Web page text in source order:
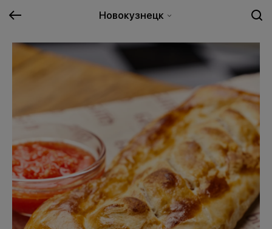
Новокузнецк